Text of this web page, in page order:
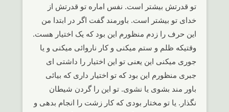
تو قدرتش بیشتر است. نفس اماره تو قدرتش از
خدای تو بیشتر است. باورمند گفت اگر در ابتدا من
این حرف را زدم منظورم این بود که یک اختیار هست.
وقتیکه ظلم و ستم میکنی و کار ناروائی میکنی و یا
جوری میکنی این یعنی تو این اختیار را داشتی ای
جبری منظورم این بود که تو اختیار داری که بیائی
باور مند بشوی یا نشوی. تو این را گردن شیطان
نگذار. یا تو مختار بودی که کار زشت را انجام بدهی و